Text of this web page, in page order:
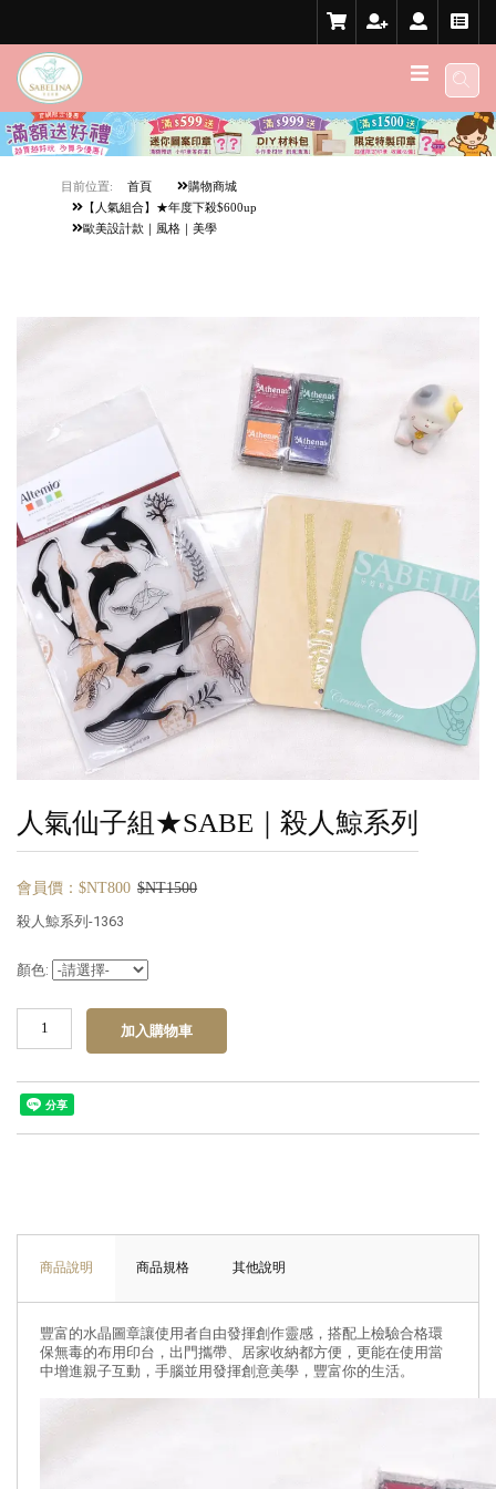
目前位置: 首頁
購物商城
【人氣組合】★年度下殺$600up
歐美設計款｜風格｜美學
人氣仙子組★SABE｜殺人鯨系列
會員價：$NT800 $NT1500
殺人鯨系列-1363
顏色:
商品說明 商品規格 其他說明
豐富的水晶圖章讓使用者自由發揮創作靈感，搭配上檢驗合格環
保無毒的布用印台，出門攜帶、居家收納都方便，更能在使用當
中增進親子互動，手腦並用發揮創意美學，豐富你的生活。